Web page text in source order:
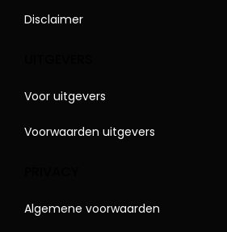
Disclaimer
Voor uitgevers
Voorwaarden uitgevers
Algemene voorwaarden